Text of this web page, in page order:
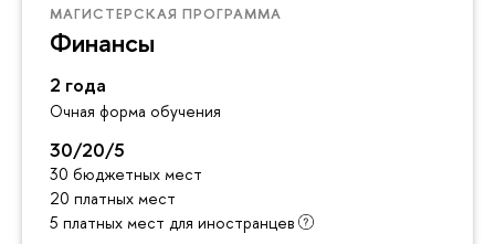
МАГИСТЕРСКАЯ ПРОГРАММА
Финансы
2 года
Очная форма обучения
30/20/5
30 бюджетных мест
20 платных мест
5 платных мест для иностранцев